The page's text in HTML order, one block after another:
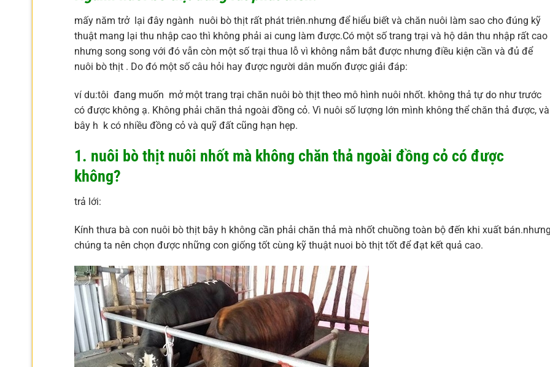
mấy năm trở lại đây ngành nuôi bò thịt rất phát triên.nhưng để hiểu biết và chăn nuôi làm sao cho đúng kỹ
thuật mang lại thu nhập cao thì không phải ai cung làm được.Có một số trang trại và hộ dân thu nhập rất cao
nhưng song song với đó vẫn còn một số trại thua lỗ vì không nắm bắt được nhưng điều kiện cần và đủ để
nuôi bò thịt . Do đó một số câu hỏi hay được người dân muốn được giải đáp:
ví du:tôi đang muốn mở một trang trại chăn nuôi bò thịt theo mô hình nuôi nhốt. không thả tự do như trước
có được không ạ. Không phải chăn thả ngoài đồng cỏ. Vì nuôi số lượng lớn mình không thể chăn thả được, và
bây h k có nhiều đồng cỏ và quỹ đất cũng hạn hẹp.
1. nuôi bò thịt nuôi nhốt mà không chăn thả ngoài đồng cỏ có được
không?
trả lới:
Kính thưa bà con nuôi bò thịt bây h không cần phải chăn thả mà nhốt chuồng toàn bộ đến khi xuất
chúng ta nên chọn được những con giống tốt cùng kỹ thuật nuoi bò thịt tốt để đạt kết quả cao.